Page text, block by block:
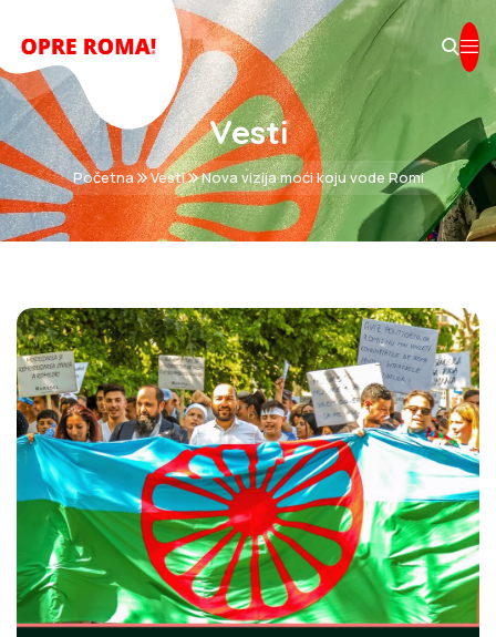
Vesti
Početna Vesti Nova vizija moći koju vode Romi